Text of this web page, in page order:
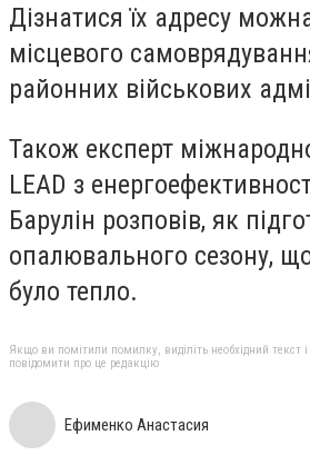
Дізнатися їх адресу
місцевого
районних військових
Також експерт
LEAD з
Барулін розповів, як
опалювального сезону,
було тепло.
Якщо ви помітили помилку, виділіть необхідний текст
повідомити про це редакцію
Ефименко Анастасия